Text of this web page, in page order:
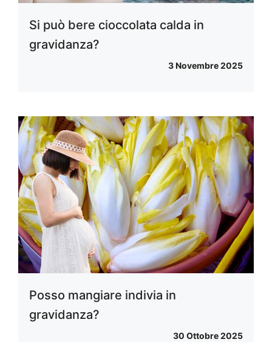
Si può bere cioccolata calda in
gravidanza?
3 Novembre 2025
Posso mangiare indivia in
gravidanza?
30 Ottobre 2025